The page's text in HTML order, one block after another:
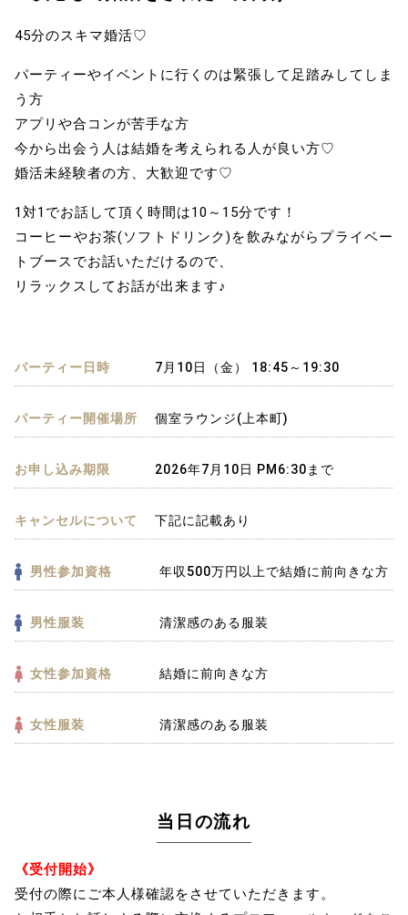
45分のスキマ婚活♡
パーティーやイベントに行くのは緊張して足踏みしてしま
う方
アプリや合コンが苦手な方
今から出会う人は結婚を考えられる人が良い方♡
婚活未経験者の方、大歓迎です♡
1対1でお話して頂く時間は10～15分です！
コーヒーやお茶(ソフトドリンク)を飲みながらプライベー
トブースでお話いただけるので、
リラックスしてお話が出来ます♪
パーティー日時 7月10日（金） 18:45～19:30
パーティー開催場所 個室ラウンジ(上本町)
お申し込み期限 2026年7月10日 PM6:30まで
キャンセルについて 下記に記載あり
男性参加資格 年収500万円以上で結婚に前向きな方
男性服装 清潔感のある服装
女性参加資格 結婚に前向きな方
女性服装 清潔感のある服装
当日の流れ
《受付開始》
受付の際にご本人様確認をさせていただきます。